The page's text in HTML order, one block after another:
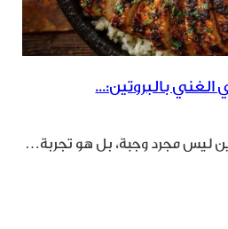
بالبروتين:...
ليس مجرد وجبة، بل هو تجربة…